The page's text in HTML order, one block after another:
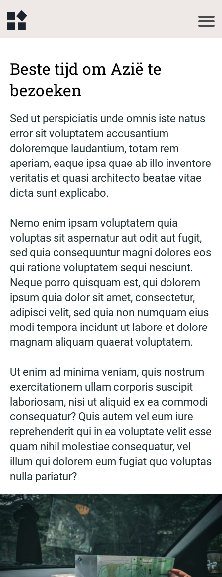
Beste tijd om Azië te
bezoeken
Sed ut perspiciatis unde omnis iste natus
error sit voluptatem accusantium
doloremque laudantium, totam rem
aperiam, eaque ipsa quae ab illo inventore
veritatis et quasi architecto beatae vitae
dicta sunt explicabo.
Nemo enim ipsam voluptatem quia
voluptas sit aspernatur aut odit aut fugit,
sed quia consequuntur magni dolores eos
qui ratione voluptatem sequi nesciunt.
Neque porro quisquam est, qui dolorem
ipsum quia dolor sit amet, consectetur,
adipisci velit, sed quia non numquam eius
modi tempora incidunt ut labore et dolore
magnam aliquam quaerat voluptatem.
Ut enim ad minima veniam, quis nostrum
exercitationem ullam corporis suscipit
laboriosam, nisi ut aliquid ex ea commodi
consequatur? Quis autem vel eum iure
reprehenderit qui in ea voluptate velit esse
quam nihil molestiae consequatur, vel
illum qui dolorem eum fugiat quo voluptas
nulla pariatur?